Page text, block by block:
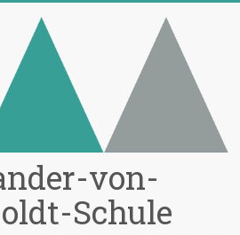
von-
Schule